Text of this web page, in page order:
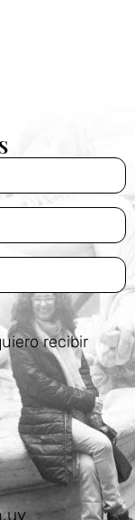
recibir